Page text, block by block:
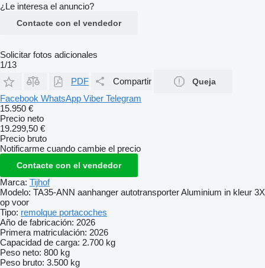
¿Le interesa el anuncio?
Contacte con el vendedor
Solicitar fotos adicionales
1/13
PDF
Compartir Queja
Facebook WhatsApp Viber Telegram
15.950 €
Precio neto
19.299,50 €
Precio bruto
Notificarme cuando cambie el precio
Contacte con el vendedor
Marca: Tijhof
Modelo: TA35-ANN aanhanger autotransporter Aluminium in kleur 3X
op voor
Tipo: remolque portacoches
Año de fabricación: 2026
Primera matriculación: 2026
Capacidad de carga: 2.700 kg
Peso neto: 800 kg
Peso bruto: 3.500 kg